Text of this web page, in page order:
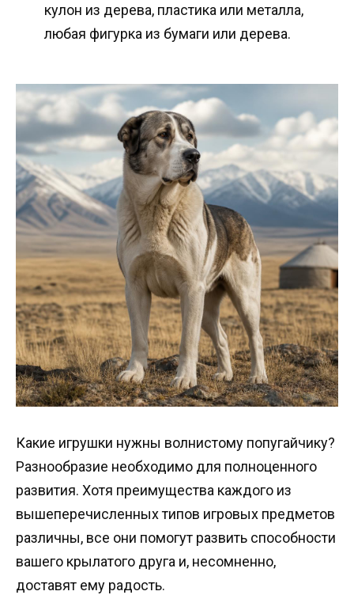
кулон из дерева, пластика или металла,
любая фигурка из бумаги или дерева.
Какие игрушки нужны волнистому попугайчику?
Разнообразие необходимо для полноценного
развития. Хотя преимущества каждого из
вышеперечисленных типов игровых предметов
различны, все они помогут развить способности
вашего крылатого друга и, несомненно,
доставят ему радость.